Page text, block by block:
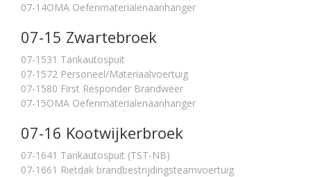
07-14OMA Oefenmaterialenaanhanger
07-15 Zwartebroek
07-1531 Tankautospuit
07-1572 Personeel/Materiaalvoertuig
07-1580 First Responder Brandweer
07-15OMA Oefenmaterialenaanhanger
07-16 Kootwijkerbroek
07-1641 Tankautospuit (TST-NB)
07-1661 Rietdak brandbestrijdingsteamvoertuig